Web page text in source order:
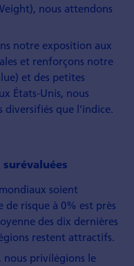
nous attendons
notre exposition aux
et renforçons notre
et des petites
États-Unis, nous
diversifiés que l'indice.
soient
risque à 0% est près
des dix dernières
restent attractifs.
nous privilégions le